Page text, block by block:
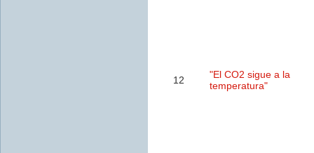
12
"El CO2 sigue a la
temperatura"